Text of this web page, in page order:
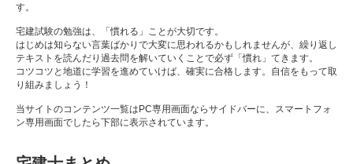
す。
宅建試験の勉強は、「慣れる」ことが大切です。
はじめは知らない言葉ばかりで大変に思われるかもしれませんが、繰り返し
テキストを読んだり過去問を解いていくことで必ず「慣れ」てきます。
コツコツと地道に学習を進めていけば、確実に合格します。自信をもって取
り組みましょう！
当サイトのコンテンツ一覧はPC専用画面ならサイドバーに、スマートフォ
ン専用画面でしたら下部に表示されています。